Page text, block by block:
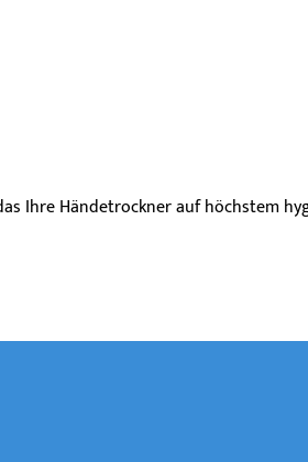
Ihre Händetrockner auf höchstem